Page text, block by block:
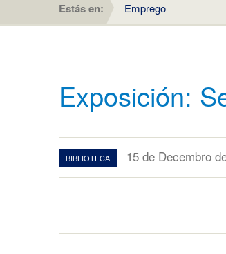
Estás en: Emprego
Exposición:
BIBLIOTECA 15 de Decembro